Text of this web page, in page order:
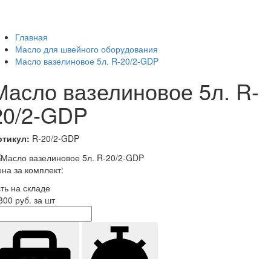
Главная
Масло для швейного оборудования
Масло вазелиновое 5л. R-20/2-GDP
вазелиновое 5л. R-
2-GDP
R-20/2-GDP
за комплект:
на складе
руб. за шт